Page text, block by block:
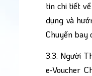
tin chi tiết
dụng và
Chuyến bay
3.3. Người
e-Voucher